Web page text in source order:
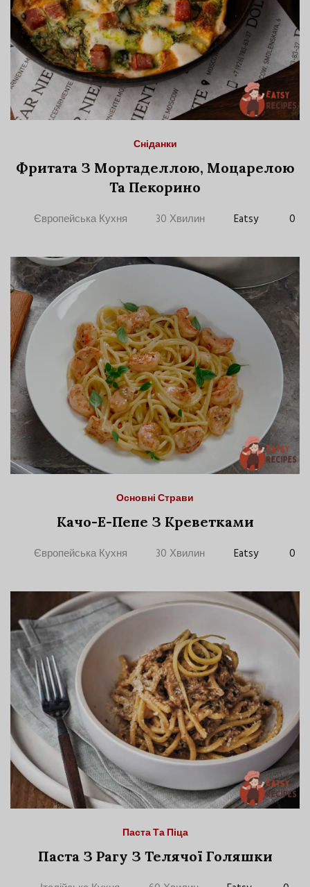
Сніданки
Фритата З Мортаделлою, Моцарелою
Та Пекорино
Європейська Кухня 30 Хвилин Eatsy 0
Основні Страви
Качо-Е-Пепе З Креветками
Європейська Кухня 30 Хвилин Eatsy 0
Паста Та Піца
Паста З Рагу З Телячої Голяшки